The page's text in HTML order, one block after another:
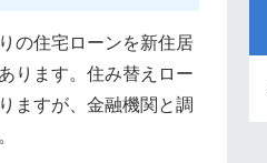
の住宅ローンを新住居
ります。住み替えロー
ますが、金融機関と調